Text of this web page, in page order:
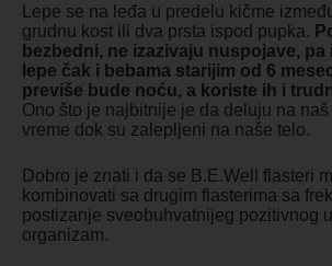
Lepe se na leđa u predelu kičme
grudnu kost ili dva prsta ispod pupka.
bezbedni, ne izazivaju nuspojave, pa
lepe čak i bebama starijim od 6
previše bude noću, a koriste ih i
Ono što je najbitnije je da deluju na
vreme dok su zalepljeni na naše telo.
Dobro je znati i da se B.E.Well flasteri
kombinovati sa drugim flasterima sa
postizanje sveobuhvatnijeg pozitivnog
organizam.